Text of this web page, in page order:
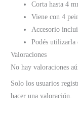
Corta hasta 4
Viene con 4
Accesorio
Podés utilizarla
Valoraciones
No hay valoraciones
Solo los usuarios
hacer una valoración.